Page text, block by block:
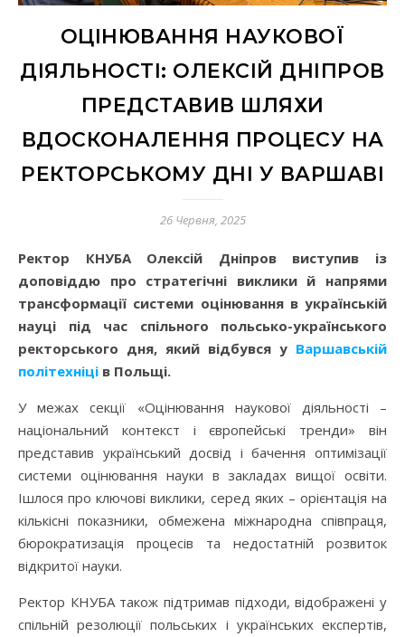
ОЦІНЮВАННЯ НАУКОВОЇ
ДІЯЛЬНОСТІ: ОЛЕКСІЙ ДНІПРОВ
ПРЕДСТАВИВ ШЛЯХИ
ВДОСКОНАЛЕННЯ ПРОЦЕСУ НА
РЕКТОРСЬКОМУ ДНІ У ВАРШАВІ
26 Червня, 2025
Ректор КНУБА Олексій Дніпров виступив із
доповіддю про стратегічні виклики й напрями
трансформації системи оцінювання в українській
науці під час спільного польсько-українського
ректорського дня, який відбувся у Варшавській
політехніці в Польщі.
У межах секції «Оцінювання наукової діяльності –
національний контекст і європейські тренди» він
представив український досвід і бачення оптимізації
системи оцінювання науки в закладах вищої освіти.
Ішлося про ключові виклики, серед яких – орієнтація на
кількісні показники, обмежена міжнародна співпраця,
бюрократизація процесів та недостатній розвиток
відкритої науки.
Ректор КНУБА також підтримав підходи, відображені у
спільній резолюції польських і українських експертів,